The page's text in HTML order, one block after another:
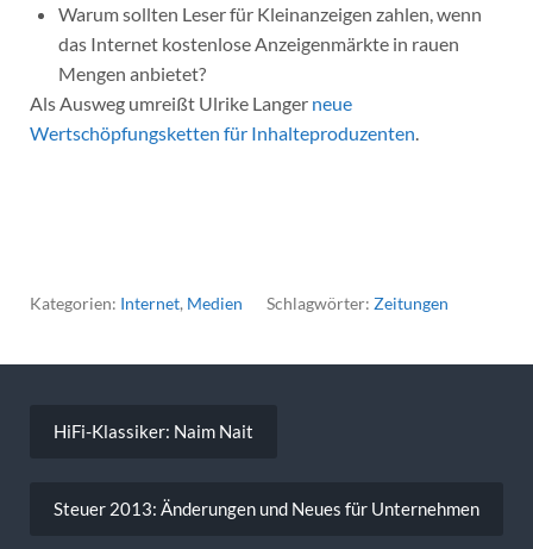
Warum sollten Leser für Kleinanzeigen zahlen, wenn
das Internet kostenlose Anzeigenmärkte in rauen
Mengen anbietet?
Als Ausweg umreißt Ulrike Langer neue
Wertschöpfungsketten für Inhalteproduzenten
Kategorien: Internet, Medien Schlagwörter: Zeitungen
HiFi-Klassiker: Naim Nait
Steuer 2013: Änderungen und Neues für Unternehmen